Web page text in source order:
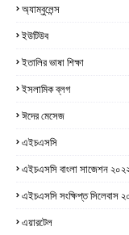
অ্যাম্বুলেন্স
ইউটিউব
ইতালির ভাষা শিক্ষা
ইসলামিক ব্লগ
ঈদের মেসেজ
এইচএসসি
এইচএসসি বাংলা সাজেশন
এইচএসসি সংক্ষিপ্ত সিলেবাস
এয়ারটেল